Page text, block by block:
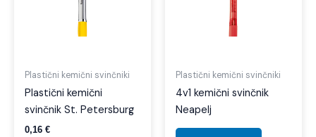
Plastični kemični svinčniki
Plastični kemični
svinčnik St. Petersburg
0,16 €
izberetePlastični kemični svinčniki
4v1 kemični svinčnik
Neapelj